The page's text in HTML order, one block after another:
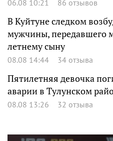
06.08 10:21 86 отзывов
В Куйтуне следком
мужчины, передавшего
летнему сыну
08.08 14:44 34 отзыва
Пятилетняя девочка
аварии в Тулунском
08.08 13:26 32 отзыва